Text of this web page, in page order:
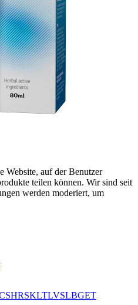
Website, auf der Benutzer
teilen können. Wir sind seit
werden moderiert, um
HRSKLTLVSLBGET